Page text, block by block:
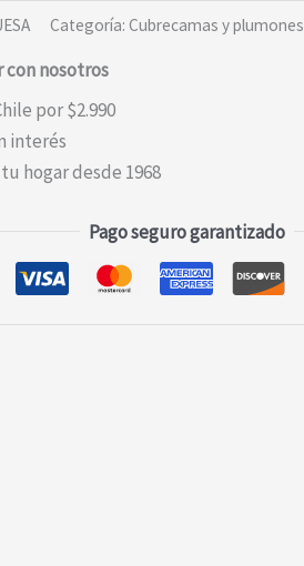
Categoría: Cubrecamas y plumones
con nosotros
por $2.990
interés
hogar desde 1968
Pago seguro garantizado